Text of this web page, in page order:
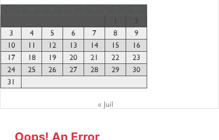
2
3
4 5 6 7 8
9
10
12 13 14 15
16
17
18 19 20 21 22
23
24
25 26 27 28 29
30
31
« Juil